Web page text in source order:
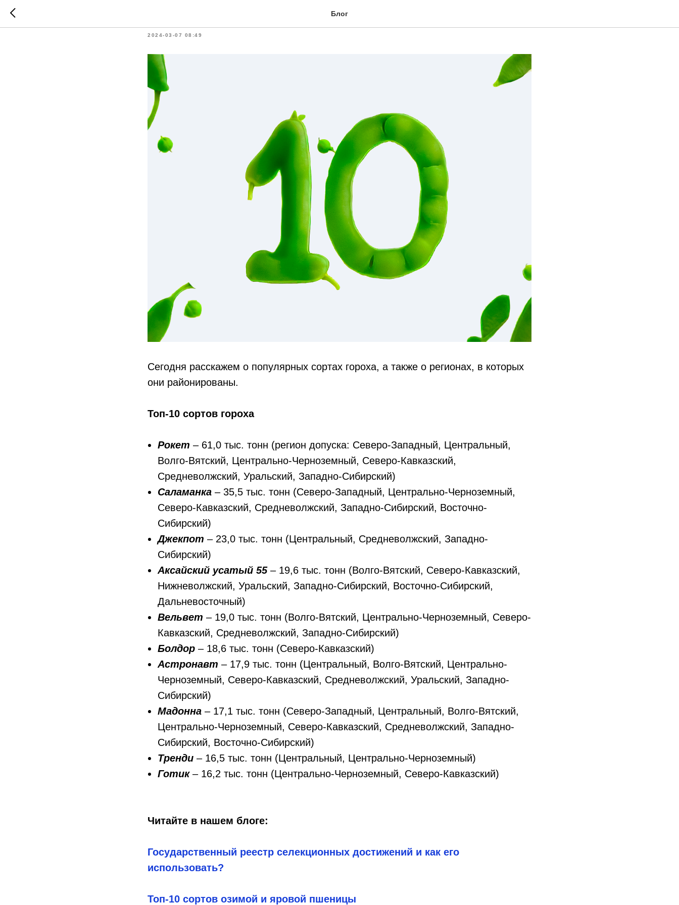
Блог
Топ-10 сортов гороха
2024-03-07 08:49
Сегодня расскажем о популярных сортах гороха, а также о регионах, в которых
они районированы.
Топ-10 сортов гороха
Рокет – 61,0 тыс. тонн (регион допуска: Северо-Западный, Центральный,
Волго-Вятский, Центрально-Черноземный, Северо-Кавказский,
Средневолжский, Уральский, Западно-Сибирский)
Саламанка – 35,5 тыс. тонн (Северо-Западный, Центрально-Черноземный,
Северо-Кавказский, Средневолжский, Западно-Сибирский, Восточно-
Сибирский)
Джекпот – 23,0 тыс. тонн (Центральный, Средневолжский, Западно-
Сибирский)
Аксайский усатый 55– 19,6 тыс. тонн (Волго-Вятский, Северо-Кавказский,
Нижневолжский, Уральский, Западно-Сибирский, Восточно-Сибирский,
Дальневосточный)
Вельвет – 19,0 тыс. тонн (Волго-Вятский, Центрально-Черноземный, Северо-
Кавказский, Средневолжский, Западно-Сибирский)
Болдор – 18,6 тыс. тонн (Северо-Кавказский)
Астронавт – 17,9 тыс. тонн (Центральный, Волго-Вятский, Центрально-
Черноземный, Северо-Кавказский, Средневолжский, Уральский, Западно-
Сибирский)
Мадонна – 17,1 тыс. тонн (Северо-Западный, Центральный, Волго-Вятский,
Центрально-Черноземный, Северо-Кавказский, Средневолжский, Западно-
Сибирский, Восточно-Сибирский)
Тренди – 16,5 тыс. тонн (Центральный, Центрально-Черноземный)
Готик– 16,2 тыс. тонн (Центрально-Черноземный, Северо-Кавказский)
Читайте в нашем блоге:
Государственный реестр селекционных достижений и как его
использовать?
Топ-10 сортов озимой и яровой пшеницы